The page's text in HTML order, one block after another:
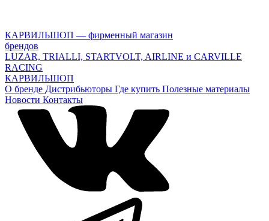
КАРВИЛЬШОП — фирменный магазин
брендов
LUZAR, TRIALLI, STARTVOLT, AIRLINE и CARVILLE
RACING
КАРВИЛЬШОП
О бренде Дистрибьюторы Где купить Полезные материалы
Новости Контакты